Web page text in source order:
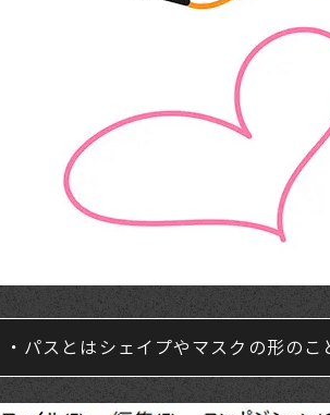
・パスとはシェイプやマスクの形のこ